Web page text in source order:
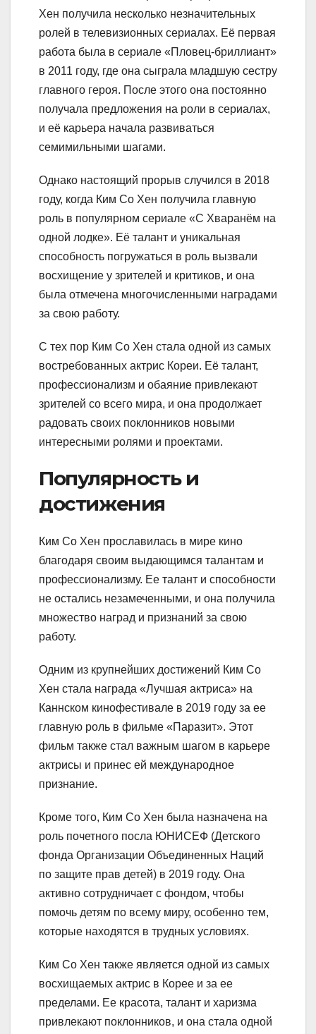
Хен получила несколько незначительных
ролей в телевизионных сериалах. Её первая
работа была в сериале «Пловец-бриллиант»
в 2011 году, где она сыграла младшую сестру
главного героя. После этого она постоянно
получала предложения на роли в сериалах,
и её карьера начала развиваться
семимильными шагами.
Однако настоящий прорыв случился в 2018
году, когда Ким Со Хен получила главную
роль в популярном сериале «С Хваранём на
одной лодке». Её талант и уникальная
способность погружаться в роль вызвали
восхищение у зрителей и критиков, и она
была отмечена многочисленными наградами
за свою работу.
С тех пор Ким Со Хен стала одной из самых
востребованных актрис Кореи. Её талант,
профессионализм и обаяние привлекают
зрителей со всего мира, и она продолжает
радовать своих поклонников новыми
интересными ролями и проектами.
Популярность и
достижения
Ким Со Хен прославилась в мире кино
благодаря своим выдающимся талантам и
профессионализму. Ее талант и способности
не остались незамеченными, и она получила
множество наград и признаний за свою
работу.
Одним из крупнейших достижений Ким Со
Хен стала награда «Лучшая актриса» на
Каннском кинофестивале в 2019 году за ее
главную роль в фильме «Паразит». Этот
фильм также стал важным шагом в карьере
актрисы и принес ей международное
признание.
Кроме того, Ким Со Хен была назначена на
роль почетного посла ЮНИСЕФ (Детского
фонда Организации Объединенных Наций
по защите прав детей) в 2019 году. Она
активно сотрудничает с фондом, чтобы
помочь детям по всему миру, особенно тем,
которые находятся в трудных условиях.
Ким Со Хен также является одной из самых
восхищаемых актрис в Корее и за ее
пределами. Ее красота, талант и харизма
привлекают поклонников, и она стала одной